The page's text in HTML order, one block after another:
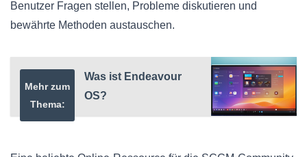
Benutzer Fragen stellen, Probleme diskutieren und
bewährte Methoden austauschen.
Mehr zum
Thema:
Was ist Endeavour
OS?